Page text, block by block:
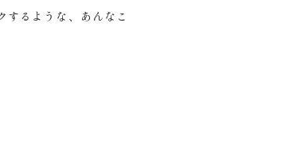
するような、あんなこ